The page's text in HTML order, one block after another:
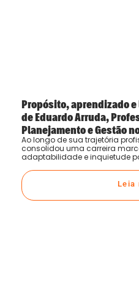
Propósito, aprendizado
de Eduardo Arruda,
Planejamento e Gestão no
Ao longo de sua trajetória
consolidou uma carreira
adaptabilidade e inquietude
Leia